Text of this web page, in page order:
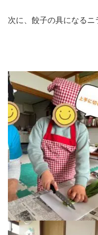
次に、餃子の具になるニ